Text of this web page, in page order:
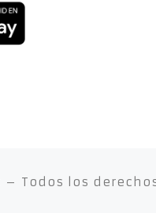
– Todos los